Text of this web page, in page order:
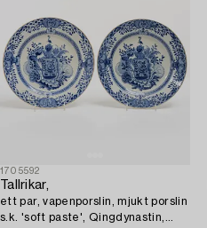
1705592
Tallrikar,
ett par, vapenporslin, mjukt porslin
s.k. 'soft paste', Qingdynastin,